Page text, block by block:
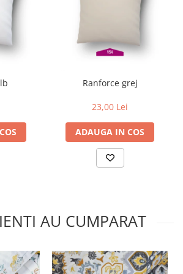
Ranforce grej
23,00 Lei
ADAUGA IN COS
AU CUMPARAT